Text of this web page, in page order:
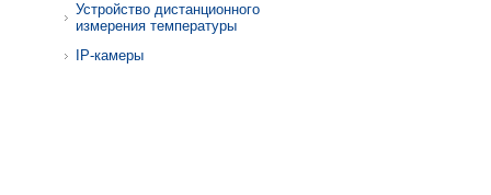
Устройство дистанционного
измерения температуры
IP-камеры